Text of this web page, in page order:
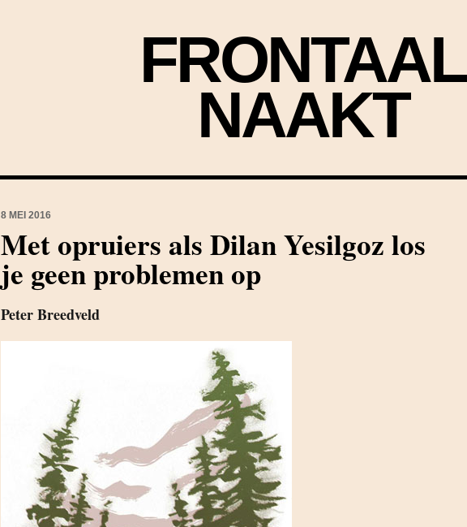
FRONTAAL
NAAKT
8 MEI 2016
Met opruiers als Dilan Yesilgoz los
je geen problemen op
Peter Breedveld